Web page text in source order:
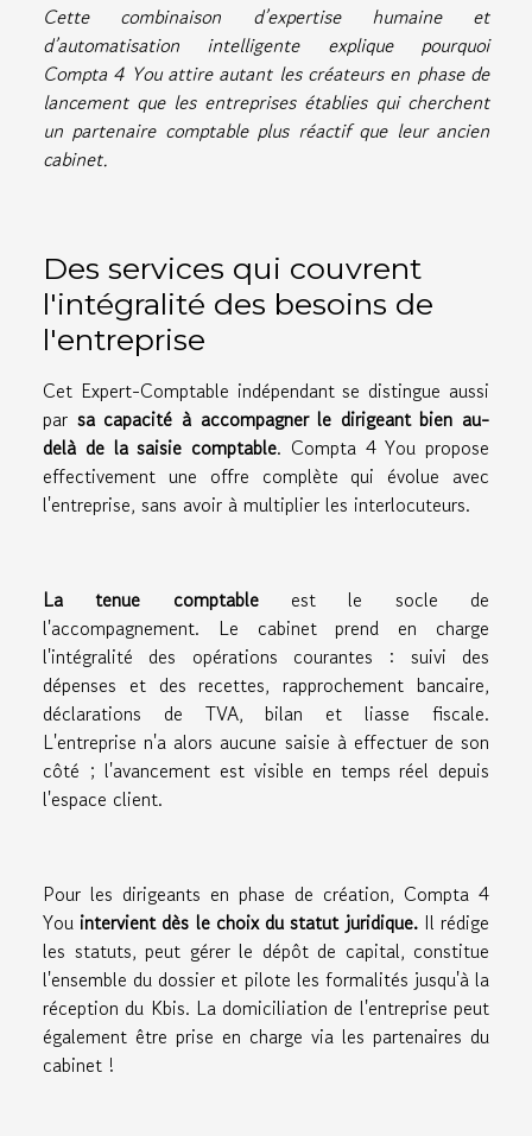
Cette combinaison d’expertise humaine et
d’automatisation intelligente explique pourquoi
Compta 4 You attire autant les créateurs en phase de
lancement que les entreprises établies qui cherchent
un partenaire comptable plus réactif que leur ancien
cabinet.
Des services qui couvrent
l'intégralité des besoins de
l'entreprise
Cet Expert-Comptable indépendant se distingue aussi
par sa capacité à accompagner le dirigeant bien au-
delà de la saisie comptable. Compta 4 You propose
effectivement une offre complète qui évolue avec
l'entreprise, sans avoir à multiplier les interlocuteurs.
La tenue comptableest le socle de
l'accompagnement. Le cabinet prend en charge
l'intégralité des opérations courantes : suivi des
dépenses et des recettes, rapprochement bancaire,
déclarations de TVA, bilan et liasse fiscale.
L'entreprise n'a alors aucune saisie à effectuer de son
côté ; l'avancement est visible en temps réel depuis
l'espace client.
Pour les dirigeants en phase de création, Compta 4
You intervient dès le choix du statut juridique.Il rédige
les statuts, peut gérer le dépôt de capital, constitue
l'ensemble du dossier et pilote les formalités jusqu'à la
réception du Kbis. La domiciliation de l'entreprise peut
également être prise en charge via les partenaires du
cabinet !